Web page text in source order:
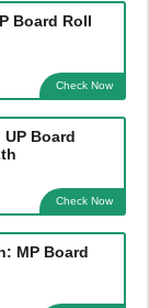
Board Roll
Check Now
: UP Board
Check Now
MP Board